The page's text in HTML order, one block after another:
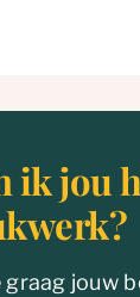
ik jou
graag jouw